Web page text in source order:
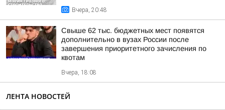
Вчера, 20:48
Свыше 62 тыс. бюджетных мест появятся
дополнительно в вузах России после
завершения приоритетного зачисления по
квотам
Вчера, 18:08
ЛЕНТА НОВОСТЕЙ